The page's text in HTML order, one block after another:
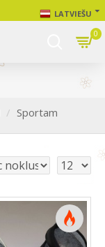
LATVIEŠU
0
Sportam